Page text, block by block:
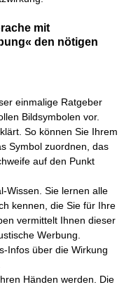
mit
den nötigen
einmalige Ratgeber
Bildsymbolen vor.
So können Sie Ihrem
Symbol zuordnen, das
auf den Punkt
Wissen. Sie lernen alle
kennen, die Sie für Ihre
vermittelt Ihnen dieser
Werbung.
Infos über die Wirkung
Händen werden. Die